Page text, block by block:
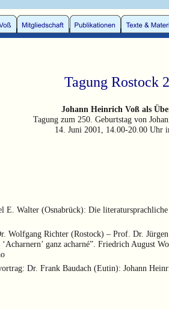
Tagung Rostock
Johann Heinrich Voß als
Tagung zum 250. Geburtstag von
14. Juni 2001, 14.00-20.00 Uhr
E. Walter (Osnabrück): Die
Wolfgang Richter (Rostock) – Prof. Dr.
‘Acharnern’ ganz acharné”. Friedrich August
Dr. Frank Baudach (Eutin): Johann